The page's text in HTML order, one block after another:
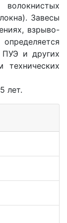
Завесы
взрыво-
ПУЭ и других
технических
лет.